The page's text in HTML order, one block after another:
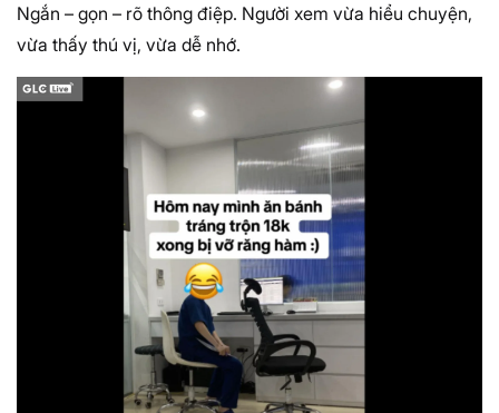
Ngắn – gọn – rõ thông điệp. Người xem vừa hiểu chuyện,
vừa thấy thú vị, vừa dễ nhớ.